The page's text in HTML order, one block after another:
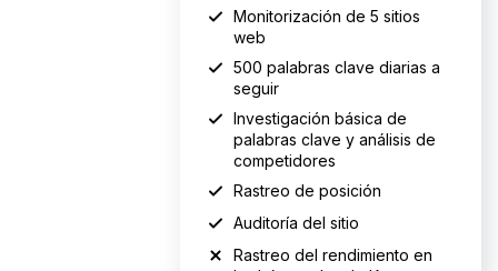
Monitorización de 5 sitios
web
500 palabras clave diarias a
seguir
Investigación básica de
palabras clave y análisis de
competidores
Rastreo de posición
Auditoría del sitio
Rastreo del rendimiento en